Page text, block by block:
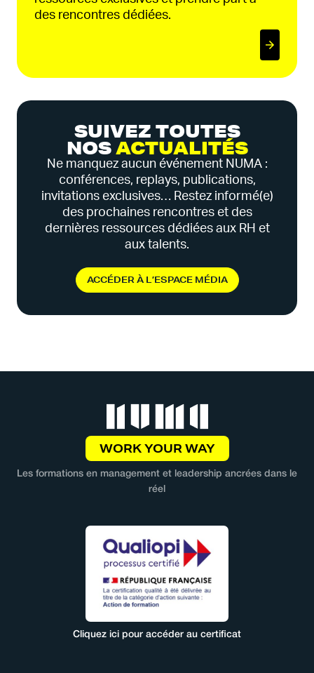
des rencontres dédiées.
SUIVEZ TOUTES
NOSACTUALITÉS
Ne manquez aucun événement NUMA :
conférences, replays, publications,
invitations exclusives… Restez informé(e)
des prochaines rencontres et des
dernières ressources dédiées aux RH et
aux talents.
ACCÉDER À L’ESPACE MÉDIA
WORK YOUR WAY
Les formations en management et leadership ancrées dans le
réel
Cliquez ici pour accéder au certificat